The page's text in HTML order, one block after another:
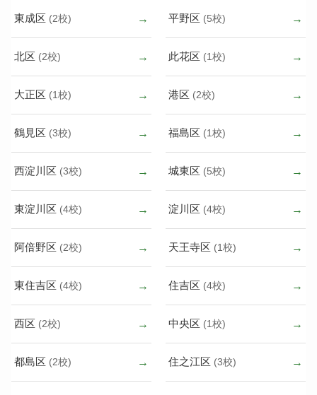
東成区 (2校) 平野区 (5校)
北区 (2校) 此花区 (1校)
大正区 (1校) 港区 (2校)
鶴見区 (3校) 福島区 (1校)
西淀川区 (3校) 城東区 (5校)
東淀川区 (4校) 淀川区 (4校)
阿倍野区 (2校) 天王寺区 (1校)
東住吉区 (4校) 住吉区 (4校)
西区 (2校) 中央区 (1校)
都島区 (2校) 住之江区 (3校)